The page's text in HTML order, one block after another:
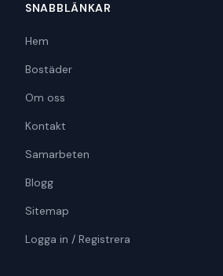
SNABBLÄNKAR
Hem
Bostäder
Om oss
Kontakt
Samarbeten
Blogg
Sitemap
Logga in / Registrera